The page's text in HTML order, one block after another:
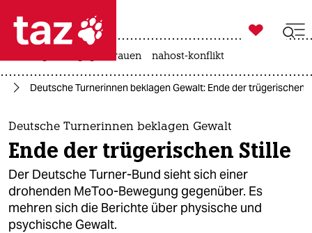
 taz zahl ich
taz zahl ich
themen
politik
öko
gesellschaft

taz zahl ich
gewalt gegen frauen nahost-konflikt
Deutsche Turnerinnen beklagen Gewalt: Ende der trügerischen
Deutsche Turnerinnen beklagen Gewalt
Ende der trügerischen Stille
Der Deutsche Turner-Bund sieht sich einer
drohenden MeToo-Bewegung gegenüber. Es
mehren sich die Berichte über physische und
psychische Gewalt.